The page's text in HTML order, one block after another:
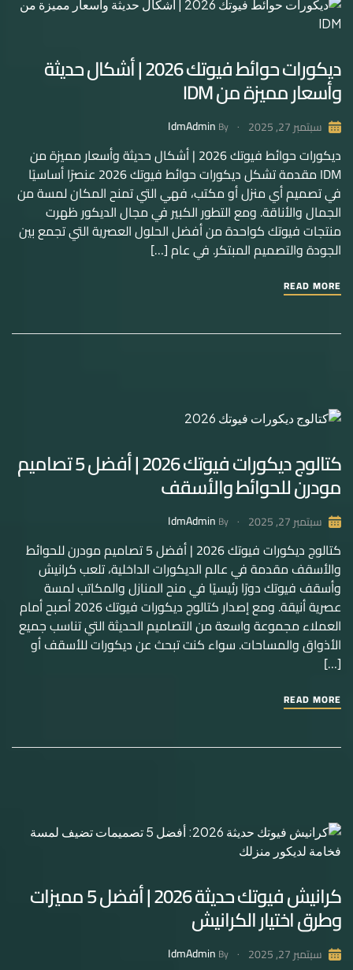
ديكورات حوائط فيوتك 2026 | أشكال حديثة
وأسعار مميزة من IDM
سبتمبر 27, 2025 By
IdmAdmin
ديكورات حوائط فيوتك 2026 | أشكال حديثة وأسعار مميزة من
IDM مقدمة تشكل ديكورات حوائط فيوتك 2026 عنصرًا أساسيًا
في تصميم أي منزل أو مكتب، فهي التي تمنح المكان لمسة من
الجمال والأناقة. ومع التطور الكبير في مجال الديكور ظهرت
منتجات فيوتك كواحدة من أفضل الحلول العصرية التي تجمع بين
الجودة والتصميم المبتكر. في عام […]
READ MORE
كتالوج ديكورات فيوتك 2026 | أفضل 5 تصاميم
مودرن للحوائط والأسقف
سبتمبر 27, 2025 By
IdmAdmin
كتالوج ديكورات فيوتك 2026 | أفضل 5 تصاميم مودرن للحوائط
والأسقف مقدمة في عالم الديكورات الداخلية، تلعب كرانيش
وأسقف فيوتك دورًا رئيسيًا في منح المنازل والمكاتب لمسة
عصرية أنيقة. ومع إصدار كتالوج ديكورات فيوتك 2026 أصبح أمام
العملاء مجموعة واسعة من التصاميم الحديثة التي تناسب جميع
الأذواق والمساحات. سواء كنت تبحث عن ديكورات للأسقف أو
[…]
READ MORE
كرانيش فيوتك حديثة 2026 | أفضل 5 مميزات
وطرق اختيار الكرانيش
سبتمبر 27, 2025 By
IdmAdmin